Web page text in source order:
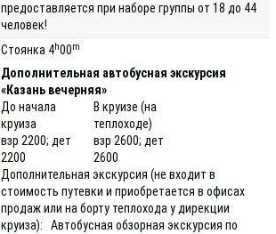
предоставляется при наборе группы от 18 до 44
человек!
Стоянка 4h00m
Дополнительная автобусная экскурсия
«Казань вечерняя»
До начала
круиза
взр 2200; дет
2200
В круизе (на
теплоходе)
взр 2600; дет
2600
Дополнительная экскурсия (не входит в
стоимость путевки и приобретается в офисах
продаж или на борту теплохода у дирекции
круиза): Автобусная обзорная экскурсия по